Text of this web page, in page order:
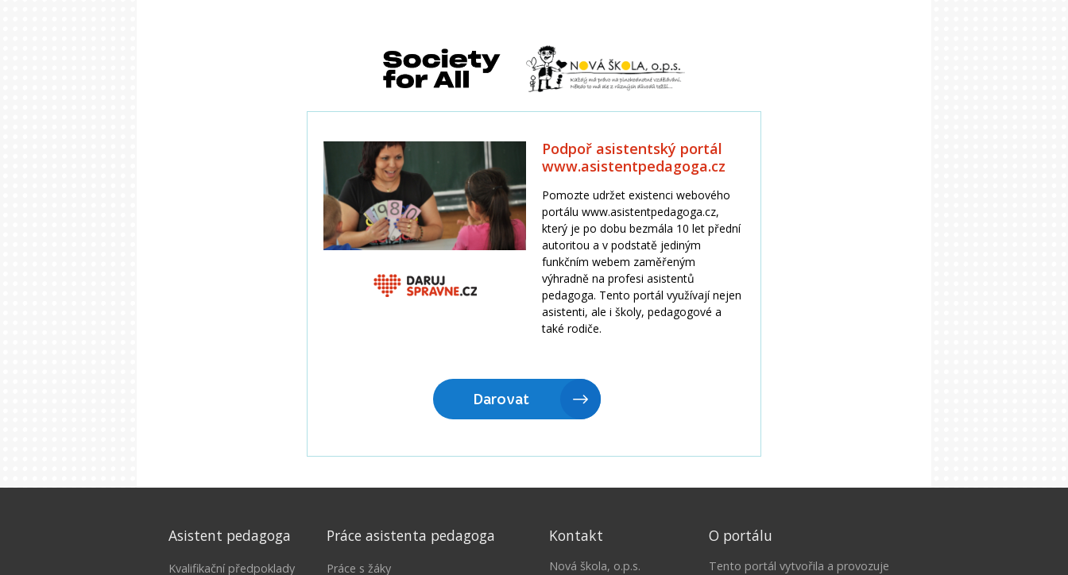
Asistent pedagoga
Kvalifikační předpoklady
Práce asistenta pedagoga
Práce s žáky
Kontakt
Nová škola, o.p.s.
O portálu
Tento portál vytvořila a provozuje